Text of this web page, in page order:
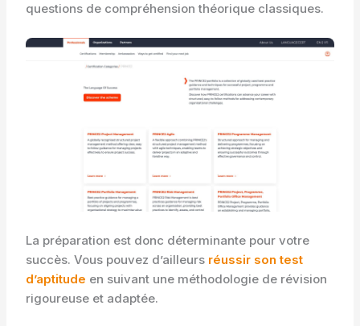
questions de compréhension théorique classiques.
La préparation est donc déterminante pour votre
succès. Vous pouvez d’ailleurs réussir son test
d’aptitude en suivant une méthodologie de révision
rigoureuse et adaptée.